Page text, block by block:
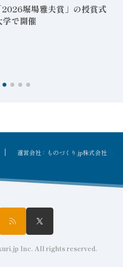
堀場雅夫賞」の授賞式
学で開催
運営会社：ものづくり.jp株式会社
Inc. All rights reserved.